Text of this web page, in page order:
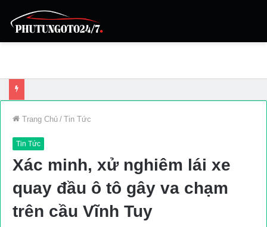
Trang Chủ / Tin Tức
Tin Tức
Xác minh, xử nghiêm lái xe
quay đầu ô tô gây va chạm
trên cầu Vĩnh Tuy